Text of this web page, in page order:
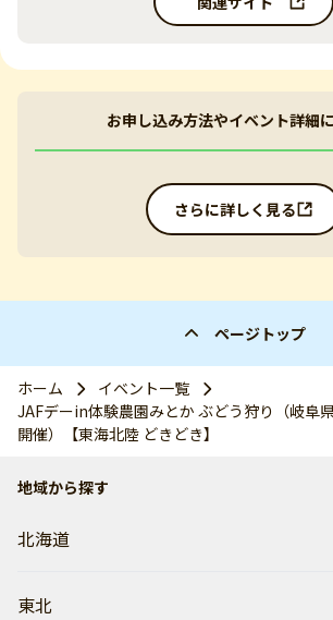
お申し込み方法やイベント詳細
さらに詳しく見る
ページトップ
ホーム
イベント一覧
JAFデーin体験農園みとか ぶどう狩り（岐阜
開催）【東海北陸 どきどき】
地域から探す
北海道
東北